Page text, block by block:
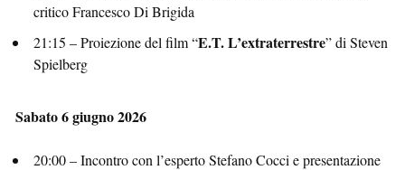
critico Francesco Di Brigida
21:15 – Proiezione del film “E.T. L’extraterrestre” di Steven
Spielberg
Sabato 6 giugno 2026
20:00 – Incontro con l’esperto Stefano Cocci e presentazione